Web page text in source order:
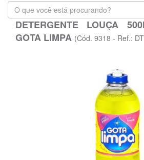
O
que
você
está
DETERGENTE LOUÇA
GOTA LIMPA (Cód. 9318 - Ref.: